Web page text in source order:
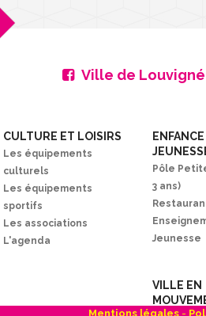
Ville de
CULTURE ET LOISIRS
Les équipements
culturels
Les équipements
sportifs
Les associations
L'agenda
Pôle
3 ans)
Jeunesse
VILLE EN
Mentions légales -